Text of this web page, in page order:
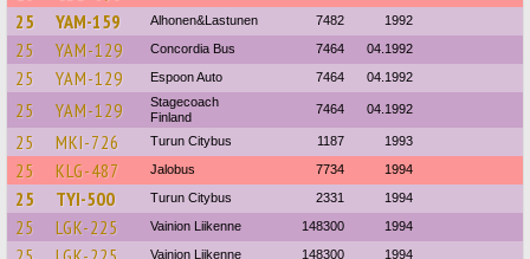
25
YAM-159 Alhonen&Lastunen 7482 1992
25 YAM-129 Concordia Bus 7464 04.1992
25 YAM-129 Espoon Auto 7464 04.1992
25 YAM-129
Stagecoach
Finland
7464 04.1992
25 MKI-726 Turun Citybus 1187 1993
25 KLG-487 Jalobus 7734 1994
25 TYI-500 Turun Citybus 2331 1994
25 LGK-225 Vainion Liikenne 148300 1994
Vainion Liikenne 148300 1994